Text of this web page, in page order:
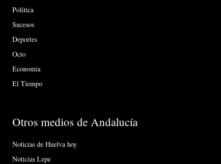
Política
Sucesos
Deportes
Ocio
Economía
El Tiempo
Otros medios de Andalucía
Noticias de Huelva hoy
Noticias Lepe